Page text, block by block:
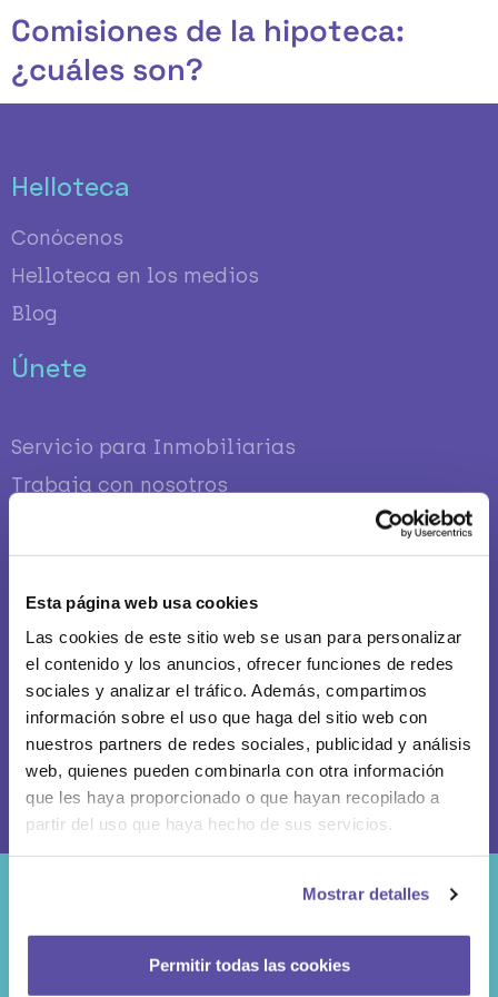
Esta página web usa cookies
Las cookies de este sitio web se usan para personalizar
el contenido y los anuncios, ofrecer funciones de redes
sociales y analizar el tráfico. Además, compartimos
información sobre el uso que haga del sitio web con
nuestros partners de redes sociales, publicidad y análisis
web, quienes pueden combinarla con otra información
que les haya proporcionado o que hayan recopilado a
partir del uso que haya hecho de sus servicios.
Mostrar detalles
Permitir todas las cookies
Comisiones de la hipoteca:
¿cuáles son?
Helloteca
Conócenos
Helloteca en los medios
Blog
Únete
Servicio para Inmobiliarias
Trabaja con nosotros
Preguntas frecuentes
clientes@helloteca.com
Teléfono 91 108 99 29
Whatsapp 624 260 652